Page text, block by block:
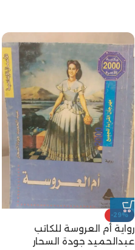
-29%
رواية أم العروسة للكاتب
عبدالحميد جودة السحار